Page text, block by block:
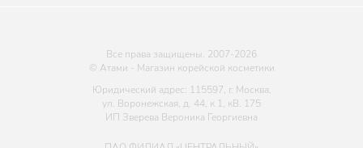
Все права защищены. 2007-2026
© Атами - Магазин корейской косметики
Юридический адрес: 115597, г. Москва,
ул. Воронежская, д. 44, к 1, кВ. 175
ИП Зверева Вероника Георгиевна